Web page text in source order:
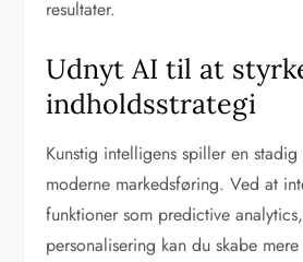
resultater.
Udnyt AI til at
indholdsstrategi
Kunstig intelligens spiller en
moderne markedsføring. Ved at
funktioner som predictive
personalisering kan du skabe